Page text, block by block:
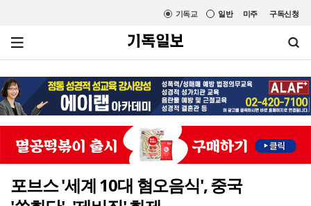
미주 구독신청
일반
기독교
포브스 '세계 10대 혐오음식', 중국